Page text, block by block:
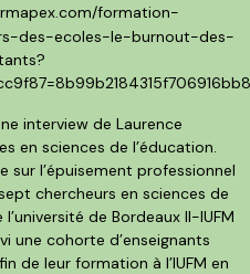
formation-
des-ecoles-le-burnout-des-
interview de Laurence
en sciences de l’éducation.
sur l’épuisement professionnel
chercheurs en sciences de
de Bordeaux II-IUFM
une cohorte d’enseignants
de leur formation à l’IUFM en